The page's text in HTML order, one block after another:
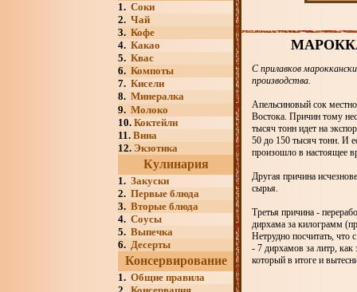
1. Соки
2. Чай
3. Кофе
4. Какао
5. Квас
6. Компоты
7. Кисели
8. Минералка
9. Молоко
10. Коктейли
11. Вина
12. Экзотика
Кулинария
1. Закуски
2. Первые блюда
3. Вторые блюда
4. Соусы
5. Выпечка
6. Десерты
Консервирование
1. Общие правила
С прилавков
производства.
Апельсиновый сок
Востока. Причин тому
тысяч тонн идет на
50 до 150 тысяч тонн. И
произошло в настоящее
Другая причина
сырья.
Третья причина -
дирхама за килограмм
Нетрудно посчитать, что
- 7 дирхамов за литр,
который в итоге и